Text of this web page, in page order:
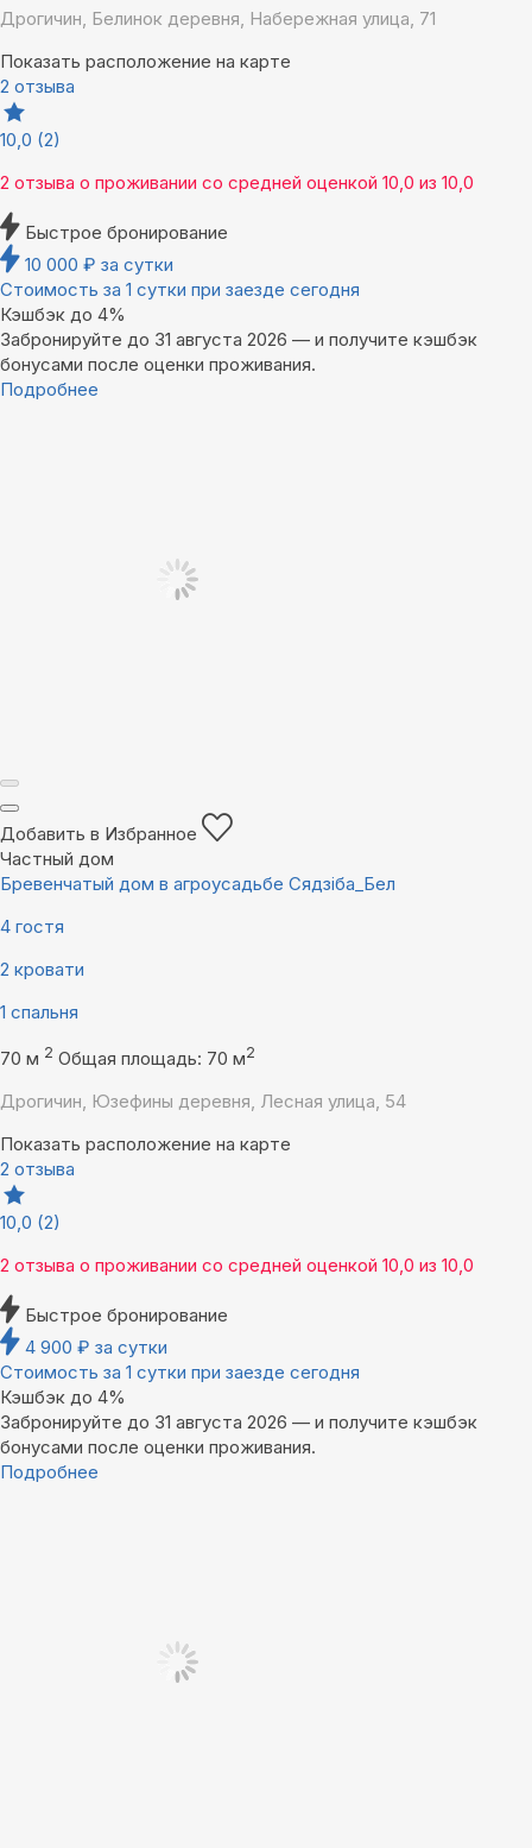
Дрогичин, Белинок деревня, Набережная улица, 71
Показать расположение на карте
2 отзыва
10,0 (2)
2 отзыва о проживании со средней оценкой 10,0 из 10,0
Быстрое бронирование
10 000 ₽ за сутки
Стоимость за 1 сутки при заезде сегодня
Кэшбэк до 4%
Забронируйте до 31 августа 2026 — и получите кэшбэк
бонусами после оценки проживания.
Подробнее
Добавить в Избранное
Частный дом
Бревенчатый дом в агроусадьбе Сядзiба_Бел
4 гостя
2 кровати
1 спальня
70 м 2 Общая площадь: 70 м2
Дрогичин, Юзефины деревня, Лесная улица, 54
Показать расположение на карте
2 отзыва
10,0 (2)
2 отзыва о проживании со средней оценкой 10,0 из 10,0
Быстрое бронирование
4 900 ₽ за сутки
Стоимость за 1 сутки при заезде сегодня
Кэшбэк до 4%
Забронируйте до 31 августа 2026 — и получите кэшбэк
бонусами после оценки проживания.
Подробнее